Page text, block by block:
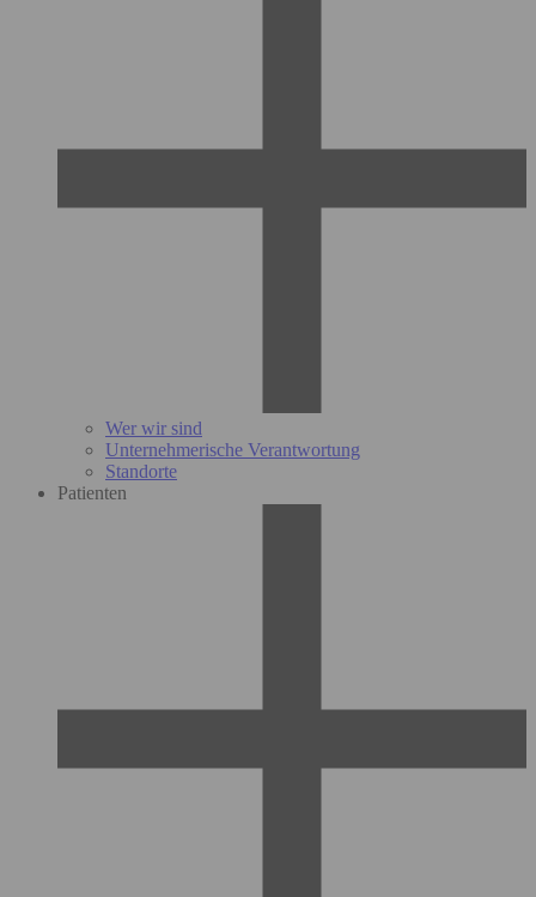
Wer wir sind
Unternehmerische Verantwortung
Standorte
Patienten